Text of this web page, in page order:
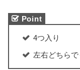
4つ入り
左右どちらで